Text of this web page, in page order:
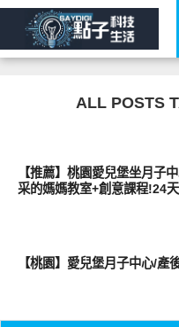
ALL POSTS
【推薦】桃園愛兒堡坐月子
采的媽媽教室+創意課程!24
【桃園】愛兒堡月子中心/產